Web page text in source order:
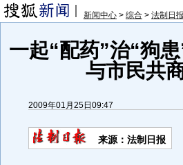
新闻中心 > 综合 > 法制日报
一起“配药”治“狗
与市民共
2009年01月25日09:47
来源：法制日报